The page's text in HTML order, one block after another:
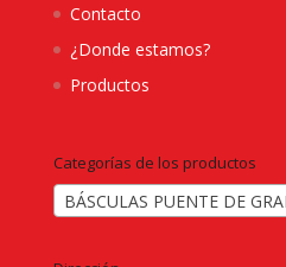
Contacto
¿Donde estamos?
Productos
Categorías de los productos
BÁSCULAS PUENTE DE